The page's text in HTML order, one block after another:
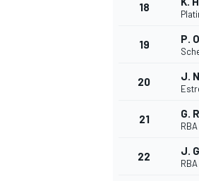
18
19 P.
20 J.
21 G.
22 J.